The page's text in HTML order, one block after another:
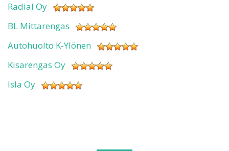
Radial Oy
BL Mittarengas
Autohuolto K-Ylönen
Kisarengas Oy
Isla Oy